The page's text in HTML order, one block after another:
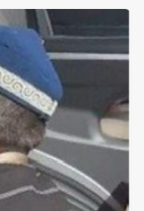
，並強調一切
亞洲象監測
急情況下作
影機持續掌
織列管的瀕危
要分布於雲南
動物研究指
才會逐漸離開
段時間內，
週至數月，以
悉度或建立
。短暫結伴不
戒成年雪豹及
。待體型、經
，建立屬於
獨居的生活模
。園方事後
理幼虎身上仍
照顧幼獸的本
轉移至育幼
然分娩，順
一隻幼虎出生
旁相鄰的非洲
至30公分長的
也讓現場遊客
擊。 從現